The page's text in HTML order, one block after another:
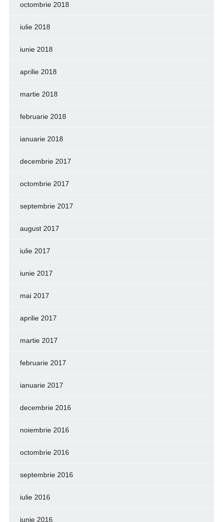
octombrie 2018
iulie 2018
iunie 2018
aprilie 2018
martie 2018
februarie 2018
ianuarie 2018
decembrie 2017
octombrie 2017
septembrie 2017
august 2017
iulie 2017
iunie 2017
mai 2017
aprilie 2017
martie 2017
februarie 2017
ianuarie 2017
decembrie 2016
noiembrie 2016
octombrie 2016
septembrie 2016
iulie 2016
iunie 2016